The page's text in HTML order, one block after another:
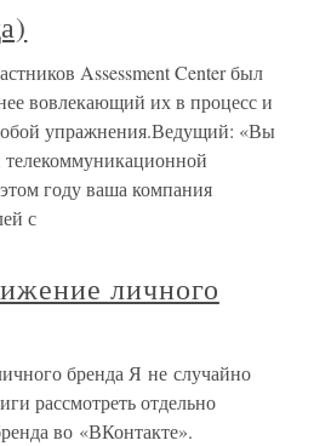
Assessment Center был
вовлекающий их в процесс и
упражнения.Ведущий: «Вы
телекоммуникационной
году ваша компания
с
личного
бренда Я не случайно
рассмотреть отдельно
во «ВКонтакте».